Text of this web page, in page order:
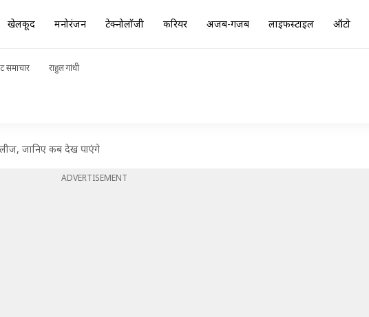
खेलकूद मनोरंजन टेक्नोलॉजी करियर अजब-गजब लाइफस्टाइल ऑटो
समाचार राहुल गांधी
जानिए कब देख पाएंगे
ADVERTISEMENT